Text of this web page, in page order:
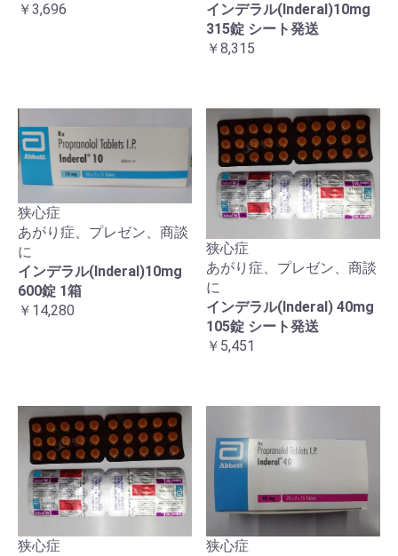
￥3,696
インデラル(Inderal)10mg
315錠 シート発送
￥8,315
狭心症
あがり症、プレゼン、商談
に
インデラル(Inderal)10mg
600錠 1箱
￥14,280
狭心症
あがり症、プレゼン、商談
に
インデラル(Inderal) 40mg
105錠 シート発送
￥5,451
狭心症
狭心症